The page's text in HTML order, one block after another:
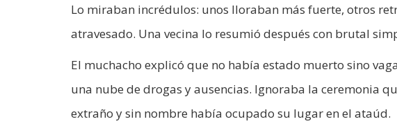
Lo miraban incrédulos: unos lloraban más fuerte, otros
atravesado. Una vecina lo resumió después con brutal
El muchacho explicó que no había estado muerto sino
una nube de drogas y ausencias. Ignoraba la ceremonia
extraño y sin nombre había ocupado su lugar en el ataúd.